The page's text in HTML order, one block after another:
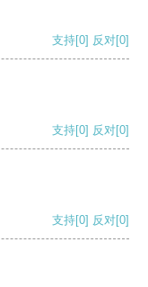
支持[0] 反对[0]
支持[0] 反对[0]
支持[0] 反对[0]